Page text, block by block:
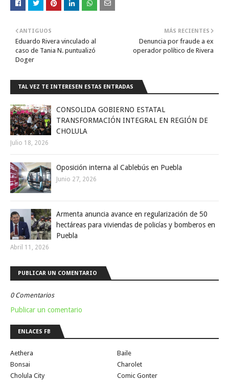
MÁS RECIENTES
Denuncia por fraude a ex
operador político de Rivera
ANTIGUOS
Eduardo Rivera vinculado al
caso de Tania N. puntualizó
Doger
TAL VEZ TE INTERESEN ESTAS ENTRADAS
CONSOLIDA GOBIERNO ESTATAL
TRANSFORMACIÓN INTEGRAL EN REGIÓN DE
CHOLULA
Julio 18, 2026
Oposición interna al Cablebús en Puebla
Junio 27, 2026
Armenta anuncia avance en regularización de 50
hectáreas para viviendas de policías y bomberos en
Puebla
Abril 11, 2026
PUBLICAR UN COMENTARIO
0 Comentarios
Publicar un comentario
ENLACES FB
Aethera
Baile
Bonsai
Charolet
Cholula City
Comic Gonter